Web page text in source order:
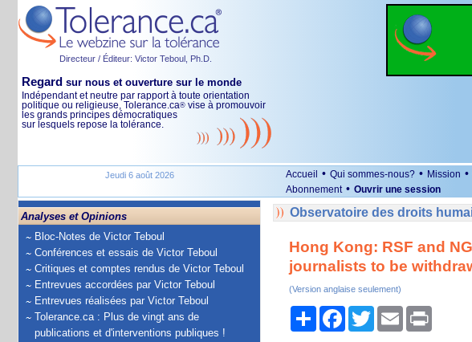
Directeur / Éditeur: Victor Teboul, Ph.D.
Regard sur nous et ouverture sur le monde
Indépendant et neutre par rapport à toute orientation
politique ou religieuse, Tolerance.ca® vise à promouvoir
les grands principes démocratiques
sur lesquels repose la tolérance.
Jeudi 6 août 2026 Accueil • Qui sommes-nous? • Mission •
Abonnement • Ouvrir une session
Analyses et Opinions
Bloc-Notes de Victor Teboul
Conférences et essais de Victor Teboul
Critiques et comptes rendus de Victor Teboul
Entrevues accordées par Victor Teboul
Entrevues réalisées par Victor Teboul
Tolerance.ca : Plus de vingt ans de
publications et d'interventions publiques !
Observatoire des droits
Hong Kong: RSF and
journalists to be
(Version anglaise seulement)
PartagerFacebook
TwitterEmail Print